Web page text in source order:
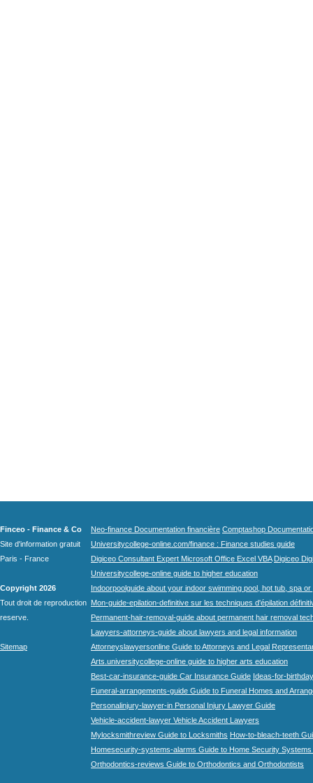
Finceo - Finance & Co
Site d'information gratuit
Paris - France
Copyright 2026
Tout droit de reproduction
reserve.
Sitemap
Neo-finance Documentation financière Comptashop
Universitycollege-online.com/finance : Finance studies guide
Digiceo Consultant Expert Microsoft Office Excel VBA Digiceo
Universitycollege-online guide to higher education
Indoorpoolguide about your indoor swimming pool, hot tub, spa
Mon-guide-epilation-definitive sur les techniques d'épilation
Permanent-hair-removal-guide about permanent hair removal
Lawyers-attorneys-guide about lawyers and legal information
Attorneyslawyersonline Guide to Attorneys and Legal
Arts.universitycollege-online guide to higher arts education
Best-car-insurance-guide Car Insurance Guide Ideas-for-
Funeral-arrangements-guide Guide to Funeral Homes and
Personalinjury-lawyer-in Personal Injury Lawyer Guide
Vehicle-accident-lawyer Vehicle Accident Lawyers
Mylocksmithreview Guide to Locksmiths How-to-bleach-teeth
Homesecurity-systems-alarms Guide to Home Security Systems
Orthodontics-reviews Guide to Orthodontics and Orthodontists